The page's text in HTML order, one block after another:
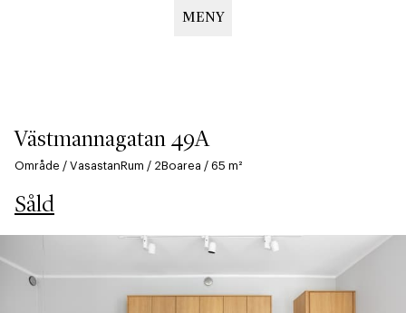
MENY
Västmannagatan 49A
Område / VasastanRum / 2Boarea / 65 m²
Såld